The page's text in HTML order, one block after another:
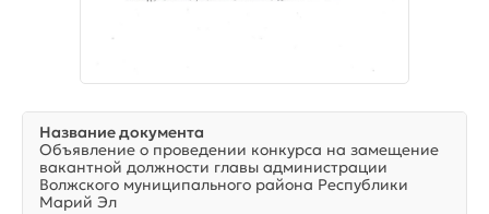
Название документа
Объявление о проведении конкурса на замещение
вакантной должности главы администрации
Волжского муниципального района Республики
Марий Эл